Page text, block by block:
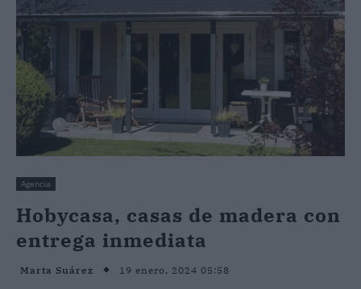
Agencia
Hobycasa, casas de madera con
entrega inmediata
Marta Suárez 19 enero, 2024 05:58